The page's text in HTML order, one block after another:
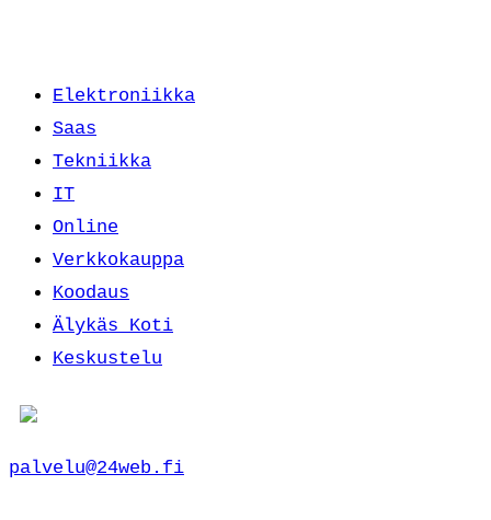
Elektroniikka
Saas
Tekniikka
IT
Online
Verkkokauppa
Koodaus
Älykäs Koti
Keskustelu
palvelu@24web.fi